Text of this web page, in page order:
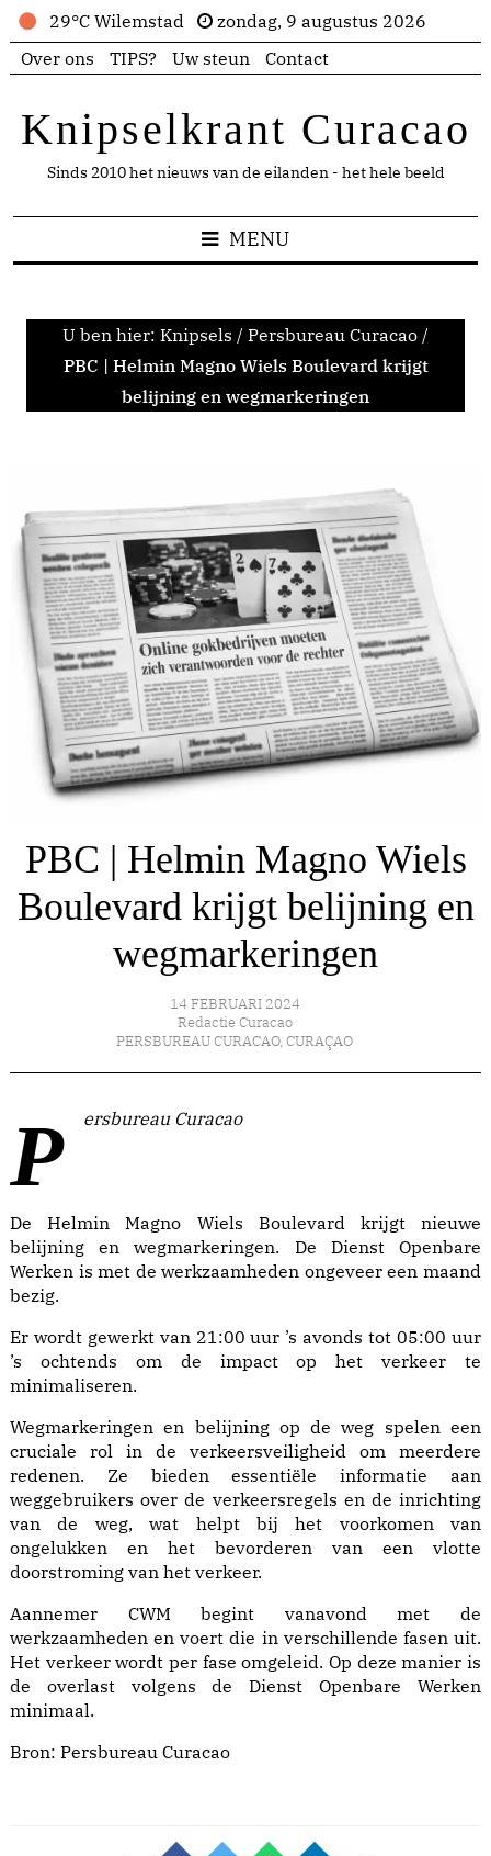
29°C Wilemstad
zondag, 9 augustus 2026
Over ons
TIPS? Uw steun Contact
Knipselkrant Curacao
Sinds 2010 het nieuws van de eilanden - het hele beeld
MENU
U ben hier: Knipsels / Persbureau Curacao /
PBC | Helmin Magno Wiels Boulevard krijgt
belijning en wegmarkeringen
PBC | Helmin Magno Wiels
Boulevard krijgt belijning en
wegmarkeringen
14 FEBRUARI 2024
Redactie Curacao
PERSBUREAU CURACAO, CURAÇAO
Persbureau Curacao
De Helmin Magno Wiels Boulevard krijgt nieuwe
belijning en wegmarkeringen. De Dienst Openbare
Werken is met de werkzaamheden ongeveer een maand
bezig.
Er wordt gewerkt van 21:00 uur ’s avonds tot 05:00 uur
’s ochtends om de impact op het verkeer te
minimaliseren.
Wegmarkeringen en belijning op de weg spelen een
cruciale rol in de verkeersveiligheid om meerdere
redenen. Ze bieden essentiële informatie aan
weggebruikers over de verkeersregels en de inrichting
van de weg, wat helpt bij het voorkomen van
ongelukken en het bevorderen van een vlotte
doorstroming van het verkeer.
Aannemer CWM begint vanavond met de
werkzaamheden en voert die in verschillende fasen uit.
Het verkeer wordt per fase omgeleid. Op deze manier is
de overlast volgens de Dienst Openbare Werken
minimaal.
Bron: Persbureau Curacao